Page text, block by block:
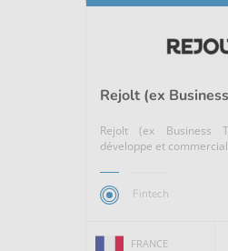
Rejolt (ex
Rejolt (ex Business
développe et
Fintech
FRANCE